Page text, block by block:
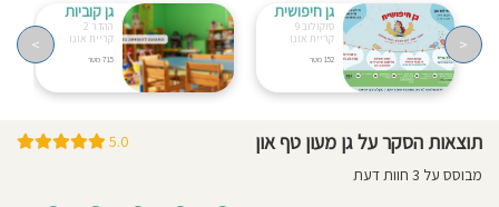
גן חיפושית
סוקולוב 9
קריית אונו
152 מטר
גן קוביות
ההדר 2
קריית אונו
715 מטר
> <
תוצאות הסקר על גן מעון טף און
מבוסס על 3 חוות דעת
5.0